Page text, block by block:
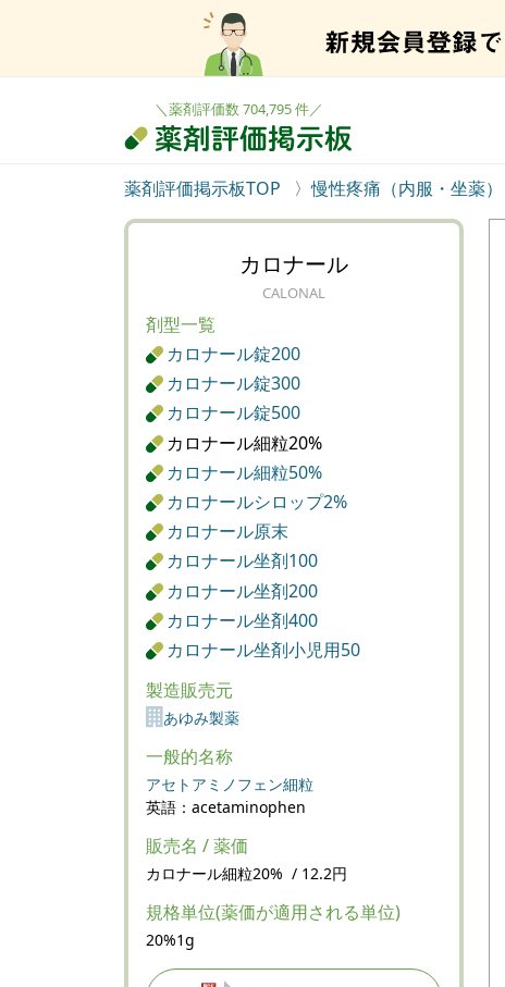
＼薬剤評価数 704,795 件／
薬剤評価掲示板TOP 慢性疼痛（内服・坐薬）
カロナール
CALONAL
剤型一覧
カロナール錠200
カロナール錠300
カロナール錠500
カロナール細粒20%
カロナール細粒50%
カロナールシロップ2%
カロナール原末
カロナール坐剤100
カロナール坐剤200
カロナール坐剤400
カロナール坐剤小児用50
製造販売元
あゆみ製薬
一般的名称
アセトアミノフェン細粒
英語：acetaminophen
販売名 / 薬価
カロナール細粒20% / 12.2円
規格単位(薬価が適用される単位)
20%1g